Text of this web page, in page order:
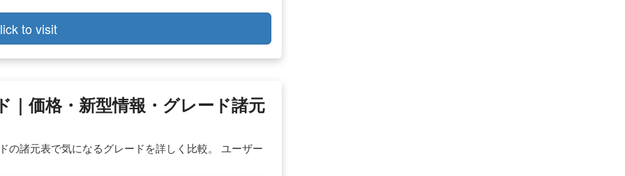
to visit
価格・新型情報・グレード諸元
の諸元表で気になるグレードを詳しく比較。 ユーザー